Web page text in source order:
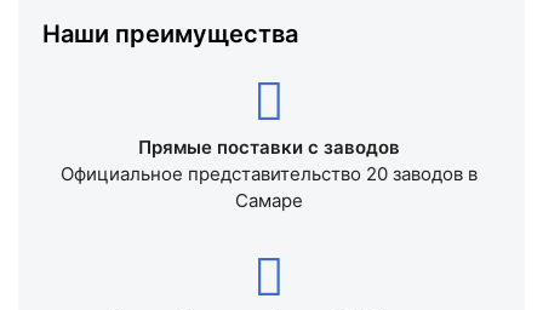
Наши преимущества
Прямые поставки с заводов
Официальное представительство 20 заводов в
Самаре